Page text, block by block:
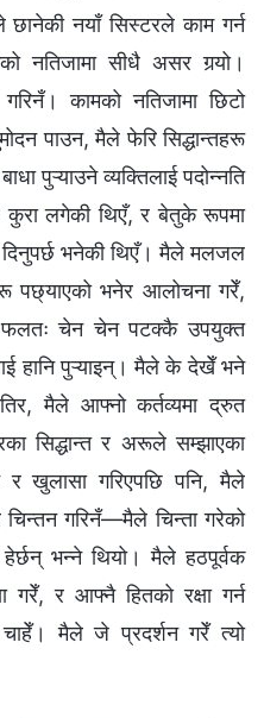
छानेकी नयाँ सिस्टरले काम गर्न
सीधै असर गर्‍यो।
कामको नतिजामा छिटो
पाउन, मैले फेरि सिद्धान्तहरू
पुऱ्याउने व्यक्तिलाई पदोन्नति
कुरा लगेकी थिएँ, र बेतुके रूपमा
दिनुपर्छ भनेकी थिएँ। मैले मलजल
पछ्याएको भनेर आलोचना गरेँ,
फलतः चेन चेन पटक्कै उपयुक्त
हानि पुऱ्याइन्। मैले के देखेँ भने
मैले आफ्नो कर्तव्यमा द्रुत
सिद्धान्त र अरूले सम्झाएका
र खुलासा गरिएपछि पनि, मैले
गरिनँ—मैले चिन्ता गरेको
भन्ने थियो। मैले हठपूर्वक
गरेँ, र आफ्नै हितको रक्षा गर्न
चाहेँ। मैले जे प्रदर्शन गरेँ त्यो